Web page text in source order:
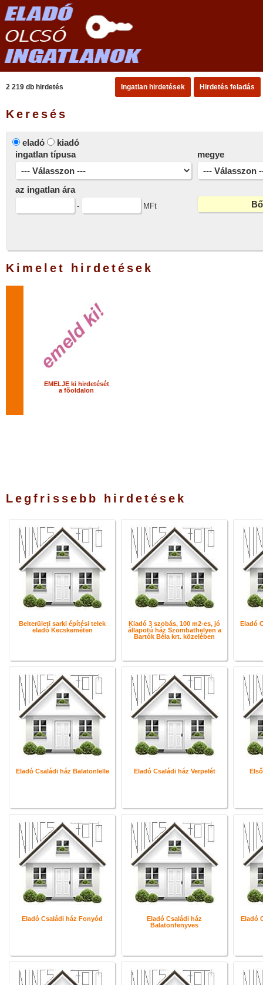
2 219 db hirdetés Ingatlan hirdetések Hirdetés feladás
Keresés
eladó
kiadó
ingatlan típusa
megye
az ingatlan ára
- MFt
Kimelet hirdetések
EMELJE ki hirdetését
a fõoldalon
Legfrissebb hirdetések
Belterületi sarki építési telek
eladó Kecskeméten
Kiadó 3 szobás, 100 m2-es, jó
állapotú ház Szombathelyen a
Bartók Béla krt. közelében
Eladó
Eladó Családi ház Balatonlelle Eladó Családi ház Verpelét
Eladó Családi ház Fonyód
Eladó Családi ház
Balatonfenyves
Eladó